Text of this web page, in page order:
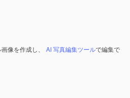
像を作成し、 AI 写真編集ツールで編集で